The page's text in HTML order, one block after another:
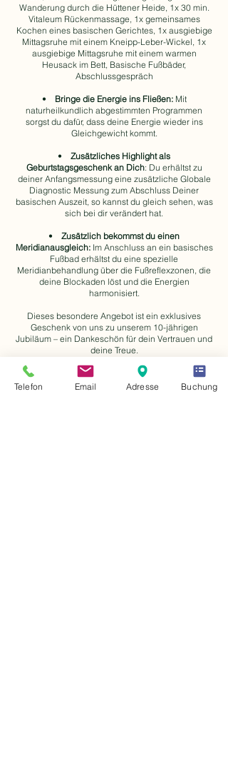
Wanderung durch die Hüttener Heide, 1x 30 min.
Vitaleum Rückenmassage, 1x gemeinsames
Kochen eines basischen Gerichtes, 1x ausgiebige
Mittagsruhe mit einem Kneipp-Leber-Wickel, 1x
ausgiebige Mittagsruhe mit einem warmen
Heusack im Bett, Basische Fußbäder,
Abschlussgespräch
• Bringe die Energie ins Fließen:Mit
naturheilkundlich abgestimmten Programmen
sorgst du dafür, dass deine Energie wieder ins
Gleichgewicht kommt.
• Zusätzliches Highlight als
Geburtstagsgeschenk an Dich: Du erhältst zu
deiner Anfangsmessung eine zusätzliche Globale
Diagnostic Messung zum Abschluss Deiner
basischen Auszeit, so kannst du gleich sehen, was
sich bei dir verändert hat.
• Zusätzlich bekommst du einen
Meridianausgleich:Im Anschluss an ein basisches
Fußbad erhältst du eine spezielle
Meridianbehandlung über die Fußreflexzonen, die
deine Blockaden löst und die Energien
harmonisiert.
Dieses besondere Angebot ist ein exklusives
Geschenk von uns zu unserem 10-jährigen
Jubiläum – ein Dankeschön für dein Vertrauen und
deine Treue.
Telefon Email Adresse Buchung